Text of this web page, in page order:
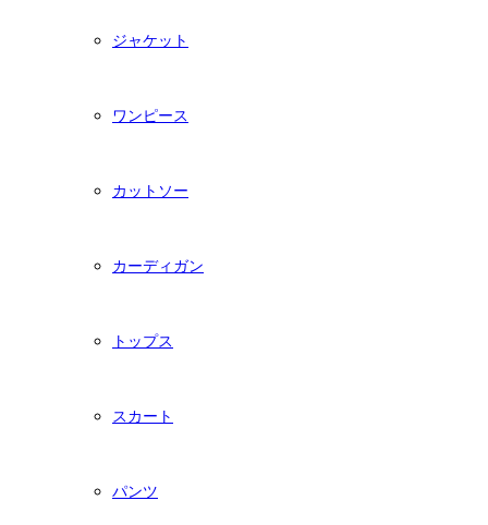
ジャケット
ワンピース
カットソー
カーディガン
トップス
スカート
パンツ